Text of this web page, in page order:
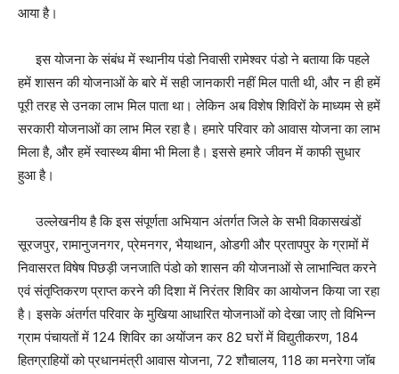
आया है।
इस योजना के संबंध में स्थानीय पंडो निवासी रामेश्वर पंडो ने बताया कि पहले
हमें शासन की योजनाओं के बारे में सही जानकारी नहीं मिल पाती थी, और न ही हमें
पूरी तरह से उनका लाभ मिल पाता था। लेकिन अब विशेष शिविरों के माध्यम से हमें
सरकारी योजनाओं का लाभ मिल रहा है। हमारे परिवार को आवास योजना का लाभ
मिला है, और हमें स्वास्थ्य बीमा भी मिला है। इससे हमारे जीवन में काफी सुधार
हुआ है।
उल्लेखनीय है कि इस संपूर्णता अभियान अंतर्गत जिले के सभी विकासखंडों
सूरजपुर, रामानुजनगर, प्रेमनगर, भैयाथान, ओडगी और प्रतापपुर के ग्रामों में
निवासरत विषेष पिछड़ी जनजाति पंडो को शासन की योजनाओं से लाभान्वित करने
एवं संतृप्तिकरण प्राप्त करने की दिशा में निरंतर शिविर का आयोजन किया जा रहा
है। इसके अंतर्गत परिवार के मुखिया आधारित योजनाओं को देखा जाए तो विभिन्न
ग्राम पंचायतों में 124 शिविर का अयोंजन कर 82 घरों में विद्युतीकरण, 184
हितग्राहियों को प्रधानमंत्री आवास योजना, 72 शौचालय, 118 का मनरेगा जॉब